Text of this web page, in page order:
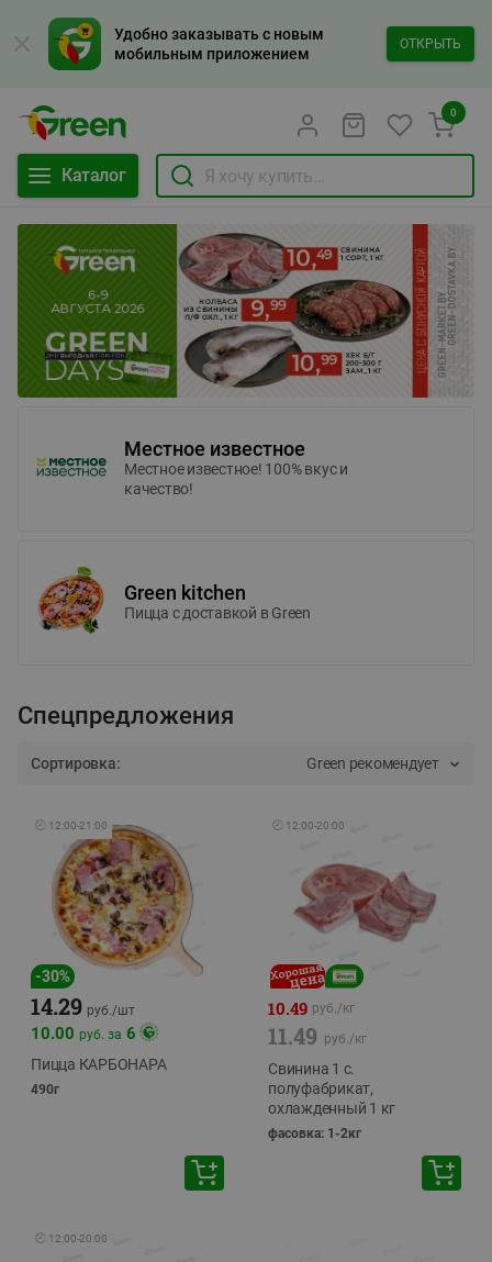
Удобно заказывать с новым
мобильным приложением
ОТКРЫТЬ
Каталог
0
Местное известное
Местное известное! 100% вкус и
качество!
Green kitchen
Пицца c доставкой в Green
Спецпредложения
Сортировка: Green рекомендует
🕘 12:00-21:00
-30%
14.29 руб./шт
10.00 руб. за 6
Пицца КАРБОНАРА
490г
🕘 12:00-20:00
10.49 руб./кг
11.49 руб./кг
Свинина 1 с.
полуфабрикат,
охлажденный 1 кг
фасовка: 1-2кг
🕘 12:00-20:00